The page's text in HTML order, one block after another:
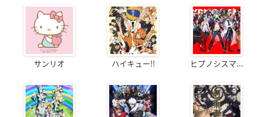
サンリオ ハイキュー!! ヒプノシスマ...